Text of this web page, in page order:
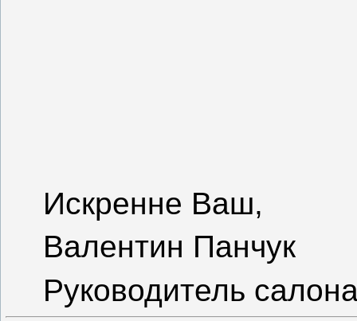
Искренне Ваш,
Валентин Панчук
Руководитель